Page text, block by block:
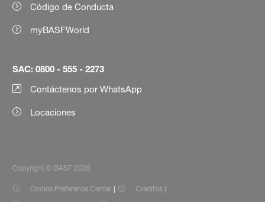
Código de Conducta
myBASFWorld
SAC: 0800 - 555 - 2273
Contáctenos por WhatsApp
Locaciones
Copyright © BASF 2026
Cookie Preference Center
Créditos